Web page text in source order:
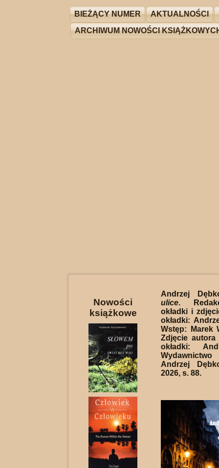
BIEŻĄCY NUMER AKTUALNOŚCI
ARCHIWUM NOWOŚCI
Nowości
książkowe
Andrzej
ulice.
okładki i
okładki:
Wstęp: Marek
Zdjęcie
okładki:
Andrzej
2026, s. 88.